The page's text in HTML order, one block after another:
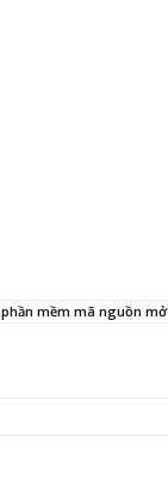
phần mềm mã nguồn mở